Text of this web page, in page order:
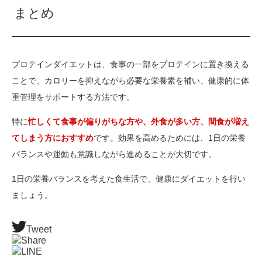
まとめ
プロテインダイエットは、食事の一部をプロテインに置き換える
ことで、カロリーを抑えながら必要な栄養素を補い、健康的に体
重管理をサポートする方法です。
特に忙しくて食事が偏りがちな方や、外食が多い方、間食が増え
てしまう方におすすめです。効果を高めるためには、1日の栄養
バランスや運動も意識しながら進めることが大切です。
1日の栄養バランスを考えた食生活で、健康にダイエットを行い
ましょう。
Tweet
Share
LINE